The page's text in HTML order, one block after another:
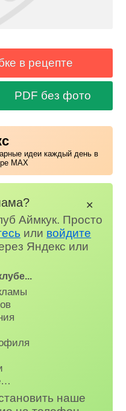
в рецепте
PDF без фото
идеи каждый день в
MAX
Аймкук. Просто
или войдите
Яндекс или
наше
✕